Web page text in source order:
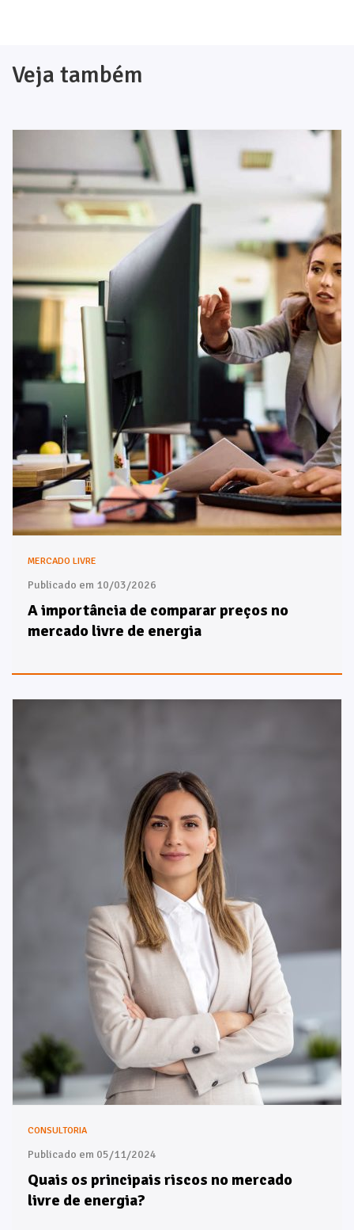
Veja também
MERCADO LIVRE
Publicado em 10/03/2026
A importância de comparar preços no
mercado livre de energia
CONSULTORIA
Publicado em 05/11/2024
Quais os principais riscos no mercado
livre de energia?